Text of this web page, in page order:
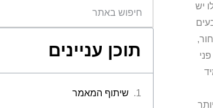
יש
תוכן עניינים
שיתוף המאמר